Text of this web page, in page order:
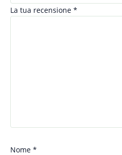
La tua recensione *
Nome *